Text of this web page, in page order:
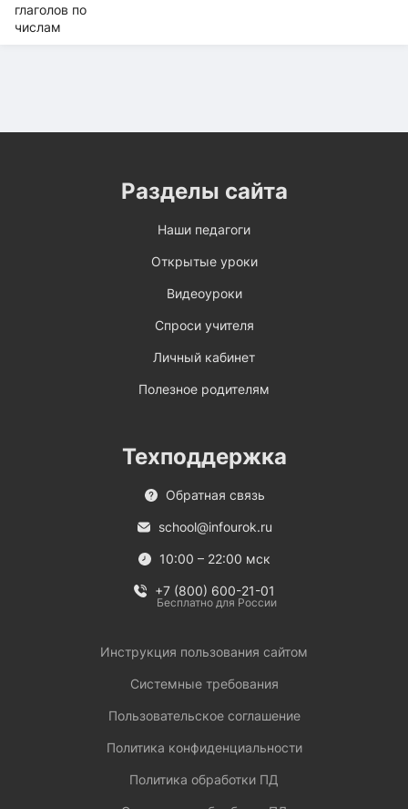
Разделы сайта
Наши педагоги
Открытые уроки
Видеоуроки
Спроси учителя
Личный кабинет
Полезное родителям
Техподдержка
Обратная связь
school@infourok.ru
10:00 – 22:00 мск
+7 (800) 600-21-01
Бесплатно для России
Инструкция пользования сайтом
Системные требования
Пользовательское соглашение
Политика конфиденциальности
Политика обработки ПД